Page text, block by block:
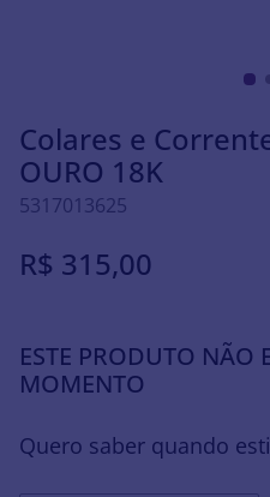
Colares e
OURO 18K
5317013625
R$ 315,00
ESTE PRODUTO NÃO
MOMENTO
Quero saber quando